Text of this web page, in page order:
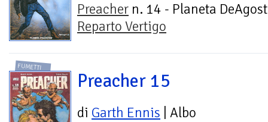
Preacher n. 14 - Planeta
Reparto Vertigo
FUMETTI
Preacher 15
di Garth Ennis | Albo